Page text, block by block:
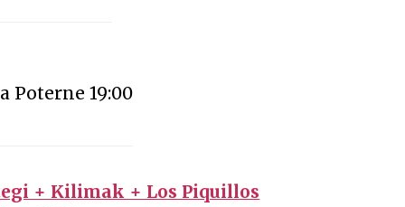
Poterne 19:00
+ Kilimak + Los Piquillos